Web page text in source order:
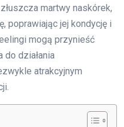
martwy naskórek,
poprawiając jej kondycję i
mogą przynieść
do działania
atrakcyjnym